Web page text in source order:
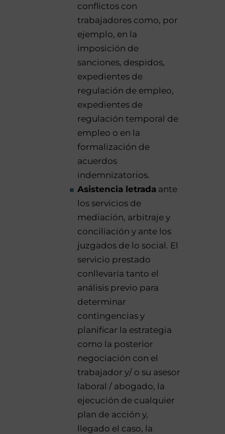
conflictos con
trabajadores como, por
ejemplo, en la
imposición de
sanciones, despidos,
expedientes de
regulación de empleo,
expedientes de
regulación temporal de
empleo o en la
formalización de
acuerdos
indemnizatorios.
Asistencia letrada ante
los servicios de
mediación, arbitraje y
conciliación y ante los
juzgados de lo social. El
servicio prestado
conllevaría tanto el
análisis previo para
determinar
contingencias y
planificar la estrategia
como la posterior
negociación con el
trabajador y/ o su asesor
laboral / abogado, la
ejecución de cualquier
plan de acción y,
llegado el caso, la